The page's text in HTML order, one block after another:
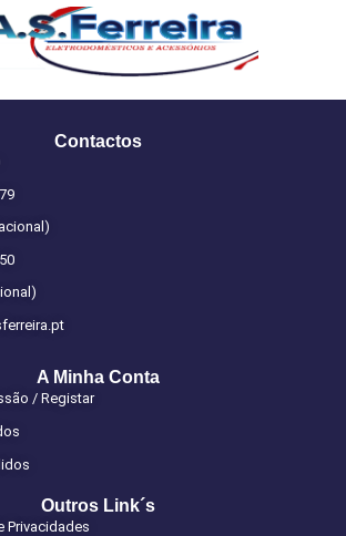
Contactos
A Minha Conta
/ Registar
Outros Link´s
Privacidades